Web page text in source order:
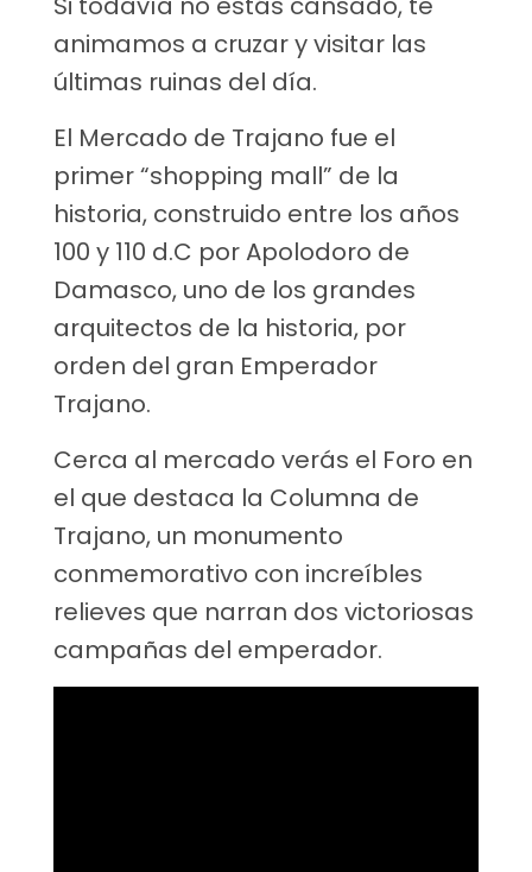
animamos a cruzar y visitar las
últimas ruinas del día.
El Mercado de Trajano fue el
primer “shopping mall” de la
historia, construido entre los años
100 y 110 d.C por Apolodoro de
Damasco, uno de los grandes
arquitectos de la historia, por
orden del gran Emperador
Trajano.
Cerca al mercado verás el Foro en
el que destaca la Columna de
Trajano, un monumento
conmemorativo con increíbles
relieves que narran dos victoriosas
campañas del emperador.